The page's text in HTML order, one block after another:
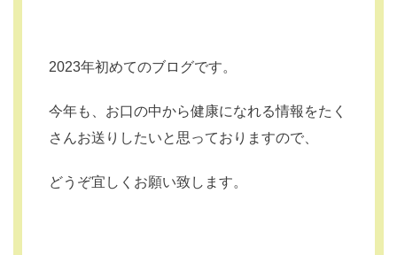
2023年初めてのブログです。
今年も、お口の中から健康になれる情報をたく
さんお送りしたいと思っておりますので、
どうぞ宜しくお願い致します。